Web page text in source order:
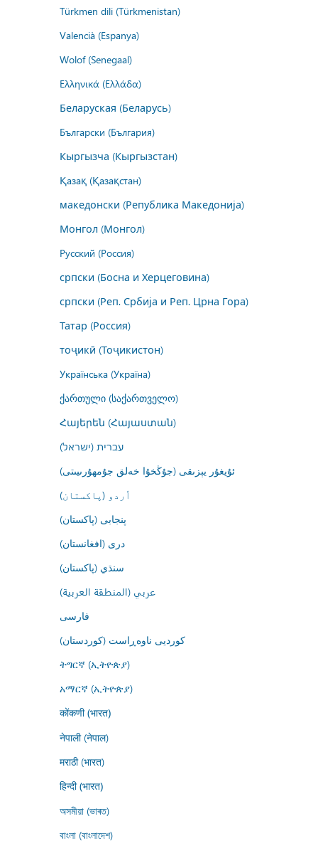
Türkmen dili (Türkmenistan)
Valencià (Espanya)
Wolof (Senegaal)
Ελληνικά (Ελλάδα)
Беларуская (Беларусь)
Български (България)
Кыргызча (Кыргызстан)
Қазақ (Қазақстан)
македонски (Република Македонија)
Монгол (Монгол)
Русский (Россия)
српски (Босна и Херцеговина)
српски (Реп. Србија и Реп. Црна Гора)
Татар (Россия)
тоҷикӣ (Тоҷикистон)
Українська (Україна)
ქართული (საქართველო)
Հայերեն (Հայաստան)
עברית (ישראל)
ئۇيغۇر يېزىقى (جۇڭخۇا خەلق جۇمھۇرىيىتى)
اُردو (پاکستان)
پنجابی (پاکستان)
درى (افغانستان)
سنڌي (پاکستان)
عربي (المنطقة العربية)
فارسى
کوردیی ناوەڕاست (کوردستان)
ትግርኛ (ኢትዮጵያ)
አማርኛ (ኢትዮጵያ)
कोंकणी (भारत)
नेपाली (नेपाल)
मराठी (भारत)
हिन्दी (भारत)
অসমীয়া (ভাৰত)
বাংলা (বাংলাদেশ)